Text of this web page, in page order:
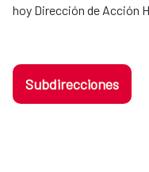
hoy Dirección de Acción
Subdirecciones